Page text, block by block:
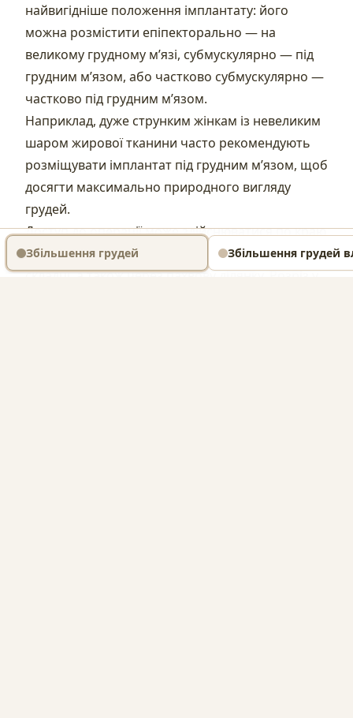
Збільшення грудей Збільшення грудей
найвигідніше положення імплантату: його
можна розмістити епіпекторально — на
великому грудному м’язі, субмускулярно — під
грудним м’язом, або частково субмускулярно —
частково під грудним м’язом.
Наприклад, дуже струнким жінкам із невеликим
шаром жирової тканини часто рекомендують
розміщувати імплантат під грудним м’язом, щоб
досягти максимально природного вигляду
грудей.
Доступ до операції може здійснюватися по краю
ареоли, через саму сосок або в підгрудинній
складці, а також через пахвову ділянку. Розріз у